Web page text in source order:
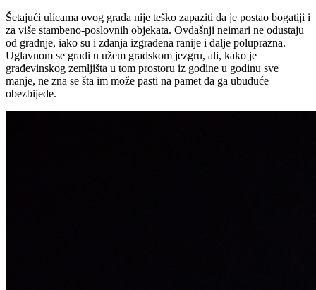
Šetajući ulicama ovog grada nije teško zapaziti da je postao bogatiji i
za više stambeno-poslovnih objekata. Ovdašnji neimari ne odustaju
od gradnje, iako su i zdanja izgrađena ranije i dalje poluprazna.
Uglavnom se gradi u užem gradskom jezgru, ali, kako je
građevinskog zemljišta u tom prostoru iz godine u godinu sve
manje, ne zna se šta im može pasti na pamet da ga ubuduće
obezbijede.